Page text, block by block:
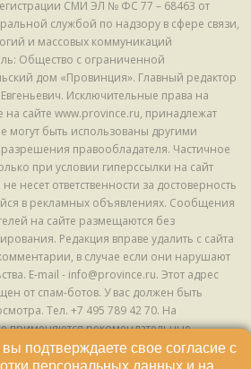
СМИ ЭЛ № ФС 77 – 68463 от
службой по надзору в сфере связи,
и массовых коммуникаций
Общество с ограниченной
дом «Провинция». Главный редактор
Исключительные права на
сайте www.province.ru, принадлежат
быть использованы другими
правообладателя. Частичное
при условии гиперссылки на сайт
несет ответственности за достоверность
в рекламных объявлениях. Сообщения
на сайте размещаются без
Редакция вправе удалить с сайта
в случае если они нарушают
E-mail - info@province.ru. Этот адрес
от спам-ботов. У вас должен быть
Tел. +7 495 789 42 70. На
применяются рекомендательные
технологии предоставления
систематизации и анализа сведений,
подтверждаете свое согласие с
персональных данныхи на